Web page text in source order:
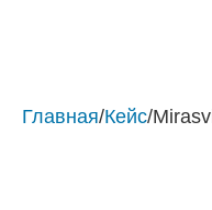
Главная/Кейс/